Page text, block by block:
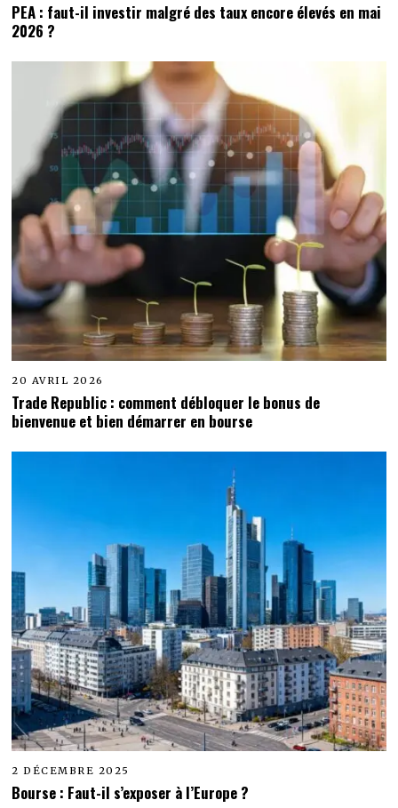
PEA : faut-il investir malgré des taux encore élevés en mai
2026 ?
20 AVRIL 2026
Trade Republic : comment débloquer le bonus de
bienvenue et bien démarrer en bourse
2 DÉCEMBRE 2025
Bourse : Faut-il s’exposer à l’Europe ?